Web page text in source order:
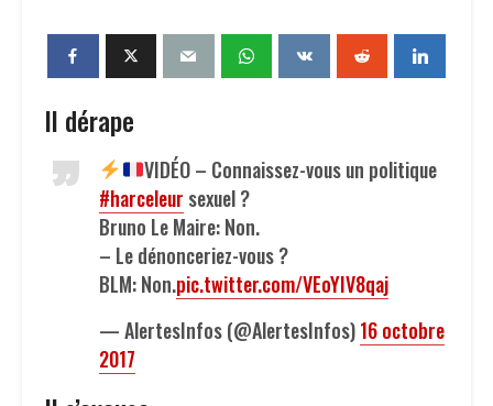
Il dérape
VIDÉO – Connaissez-vous un politique
#harceleur sexuel ?
Bruno Le Maire: Non.
– Le dénonceriez-vous ?
BLM: Non.pic.twitter.com/VEoYIV8qaj
— AlertesInfos (@AlertesInfos)16 octobre
2017